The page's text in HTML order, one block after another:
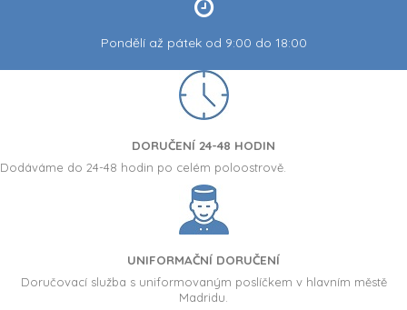
Pondělí až pátek od 9:00 do 18:00
DORUČENÍ 24-48 HODIN
Dodáváme do 24-48 hodin po celém poloostrově.
UNIFORMAČNÍ DORUČENÍ
Doručovací služba s uniformovaným poslíčkem v hlavním městě
Madridu.